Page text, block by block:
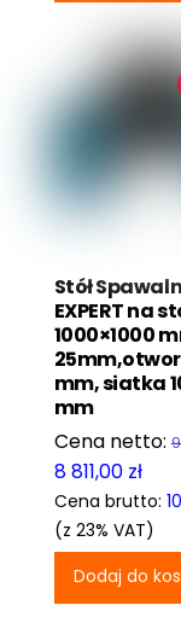
Stół
EXPERT na
1000×1000
mm, siatka
mm
Pierwotna
cena
wynosiła:
9
790,00 zł.
8 811,00 zł
8
Cena brutto:
(z 23% VAT)
Dodaj do